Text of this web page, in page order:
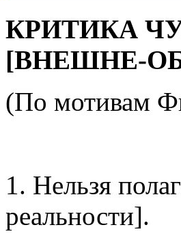
КРИТИКА
[ВНЕШНЕ-
(По мотивам
1. Нельзя
реальности].